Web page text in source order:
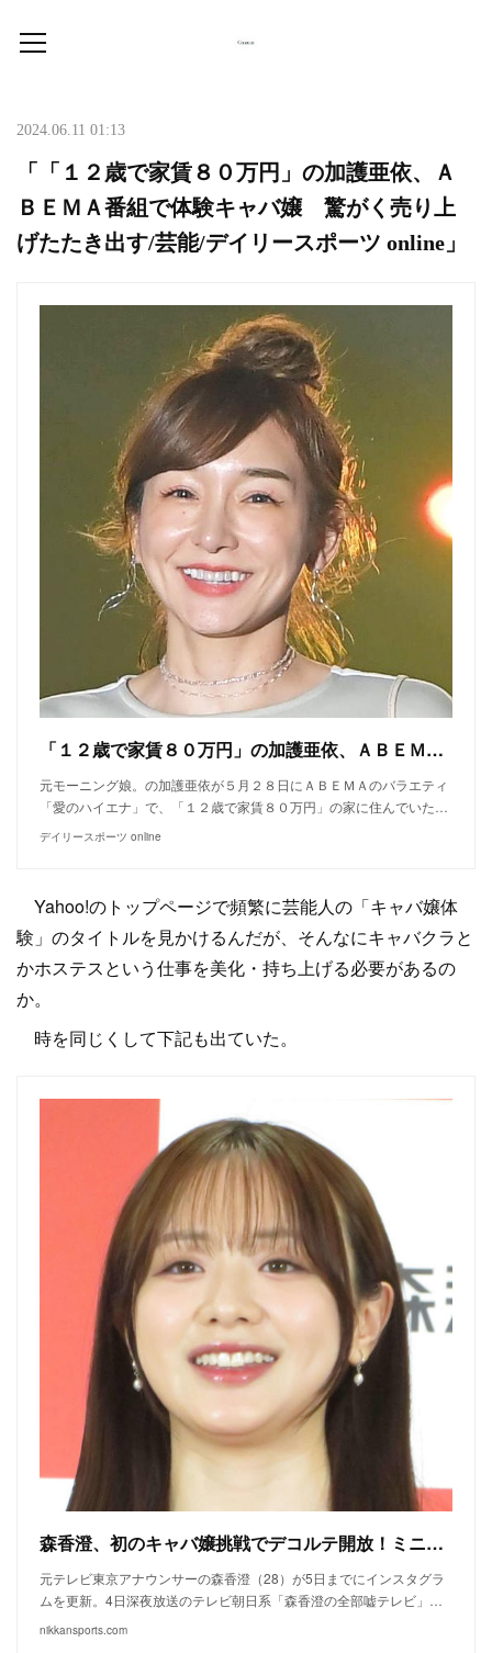
2024.06.11 01:13
「「１２歳で家賃８０万円」の加護亜依、Ａ
ＢＥＭＡ番組で体験キャバ嬢 驚がく売り上
げたたき出す/芸能/デイリースポーツ online」
「１２歳で家賃８０万円」の加護亜依、ＡＢＥＭＡ番組で体験キャバ嬢 驚がく売り上げたたき出す/デイリースポーツ online
元モーニング娘。の加護亜依が５月２８日にＡＢＥＭＡのバラエティ
「愛のハイエナ」で、「１２歳で家賃８０万円」の家に住んでいた…
デイリースポーツ online
Yahoo!のトップページで頻繁に芸能人の「キャバ嬢体
験」のタイトルを見かけるんだが、そんなにキャバクラと
かホステスという仕事を美化・持ち上げる必要があるの
か。
時を同じくして下記も出ていた。
森香澄、初のキャバ嬢挑戦でデコルテ開放！ミニスカドレス姿に「通っちゃうかも」「経験者？」 - 芸能 : 日刊スポーツ
元テレビ東京アナウンサーの森香澄（28）が5日までにインスタグラ
ムを更新。4日深夜放送のテレビ朝日系「森香澄の全部嘘テレビ」…
nikkansports.com